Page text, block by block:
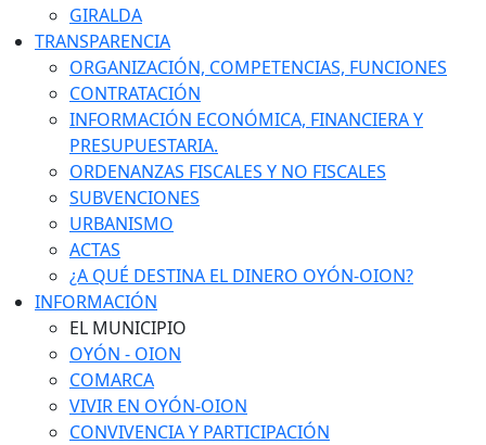
GIRALDA
TRANSPARENCIA
ORGANIZACIÓN, COMPETENCIAS, FUNCIONES
CONTRATACIÓN
INFORMACIÓN ECONÓMICA, FINANCIERA Y
PRESUPUESTARIA.
ORDENANZAS FISCALES Y NO FISCALES
SUBVENCIONES
URBANISMO
ACTAS
¿A QUÉ DESTINA EL DINERO OYÓN-OION?
INFORMACIÓN
EL MUNICIPIO
OYÓN - OION
COMARCA
VIVIR EN OYÓN-OION
CONVIVENCIA Y PARTICIPACIÓN